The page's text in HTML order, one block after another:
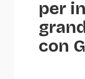
per
con